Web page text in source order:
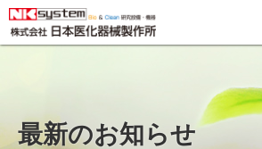
最新のお知らせ